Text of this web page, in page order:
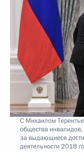
С Михаилом
общества
за выдающиеся
деятельности 2018